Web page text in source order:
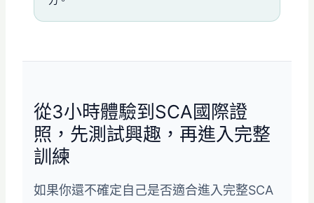
從3小時體驗到SCA國際證
照，先測試興趣，再進入完整
訓練
如果你還不確定自己是否適合進入完整SCA